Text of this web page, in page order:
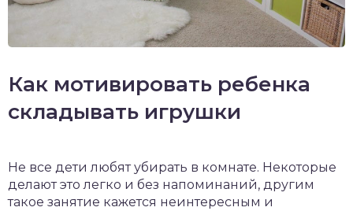
Как мотивировать ребенка
складывать игрушки
Не все дети любят убирать в комнате. Некоторые
делают это легко и без напоминаний, другим
такое занятие кажется неинтересным и